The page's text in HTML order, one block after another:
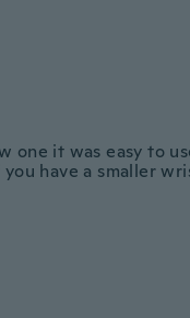
it was easy to
have a smaller